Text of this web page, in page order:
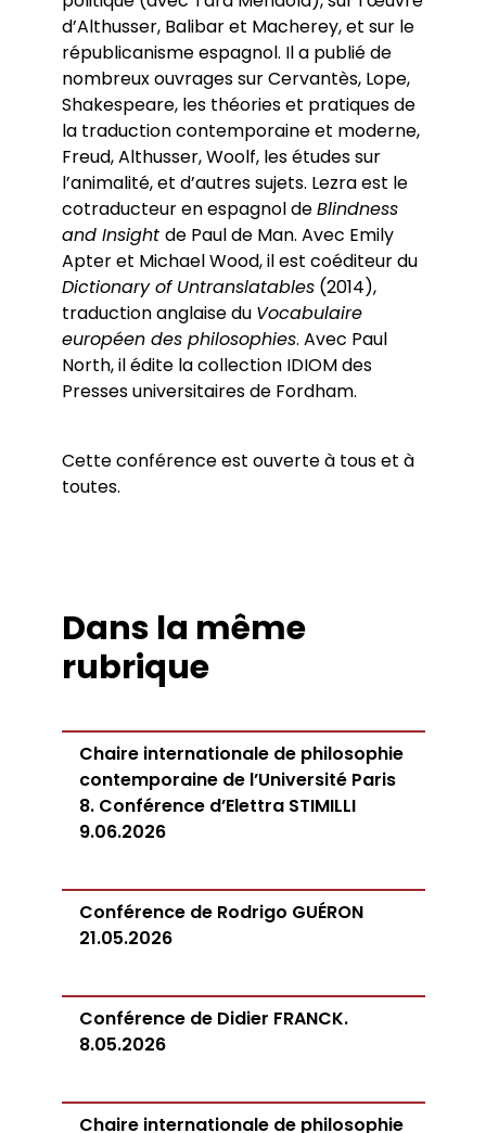
d’Althusser, Balibar et Macherey, et sur le
républicanisme espagnol. Il a publié de
nombreux ouvrages sur Cervantès, Lope,
Shakespeare, les théories et pratiques de
la traduction contemporaine et moderne,
Freud, Althusser, Woolf, les études sur
l’animalité, et d’autres sujets. Lezra est le
cotraducteur en espagnol deBlindness
and Insight de Paul de Man. Avec Emily
Apter et Michael Wood, il est coéditeur du
Dictionary of Untranslatables(2014),
traduction anglaise du Vocabulaire
européen des philosophies. Avec Paul
North, il édite la collection IDIOM des
Presses universitaires de Fordham.
Cette conférence est ouverte à tous et à
toutes.
Dans la même
rubrique
Chaire internationale de philosophie
contemporaine de l’Université Paris
8. Conférence d’Elettra STIMILLI
9.06.2026
Conférence de Rodrigo GUÉRON
21.05.2026
Conférence de Didier FRANCK.
8.05.2026
Chaire internationale de philosophie